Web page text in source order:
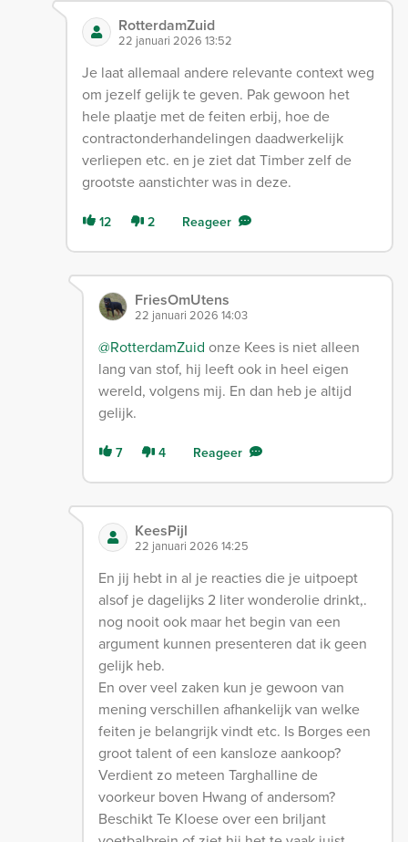
RotterdamZuid
22 januari 2026 13:52
Je laat allemaal andere relevante context weg
om jezelf gelijk te geven. Pak gewoon het
hele plaatje met de feiten erbij, hoe de
contractonderhandelingen daadwerkelijk
verliepen etc. en je ziet dat Timber zelf de
grootste aanstichter was in deze.
12 2 Reageer
FriesOmUtens
22 januari 2026 14:03
@RotterdamZuid onze Kees is niet alleen
lang van stof, hij leeft ook in heel eigen
wereld, volgens mij. En dan heb je altijd
gelijk.
7 4 Reageer
KeesPijl
22 januari 2026 14:25
En jij hebt in al je reacties die je uitpoept
alsof je dagelijks 2 liter wonderolie drinkt,.
nog nooit ook maar het begin van een
argument kunnen presenteren dat ik geen
gelijk heb.
En over veel zaken kun je gewoon van
mening verschillen afhankelijk van welke
feiten je belangrijk vindt etc. Is Borges een
groot talent of een kansloze aankoop?
Verdient zo meteen Targhalline de
voorkeur boven Hwang of andersom?
Beschikt Te Kloese over een briljant